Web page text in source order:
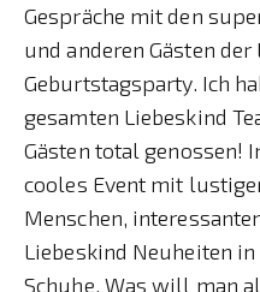
Gespräche mit den
und anderen Gästen der
Geburtstagsparty. Ich
gesamten Liebeskind
Gästen total genossen!
cooles Event mit
Menschen,
Liebeskind Neuheiten in
Schuhe. Was will man